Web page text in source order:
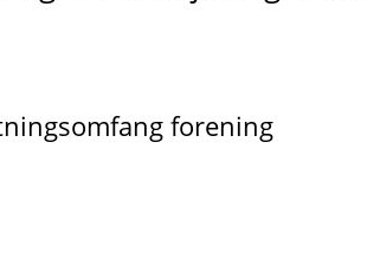
forening